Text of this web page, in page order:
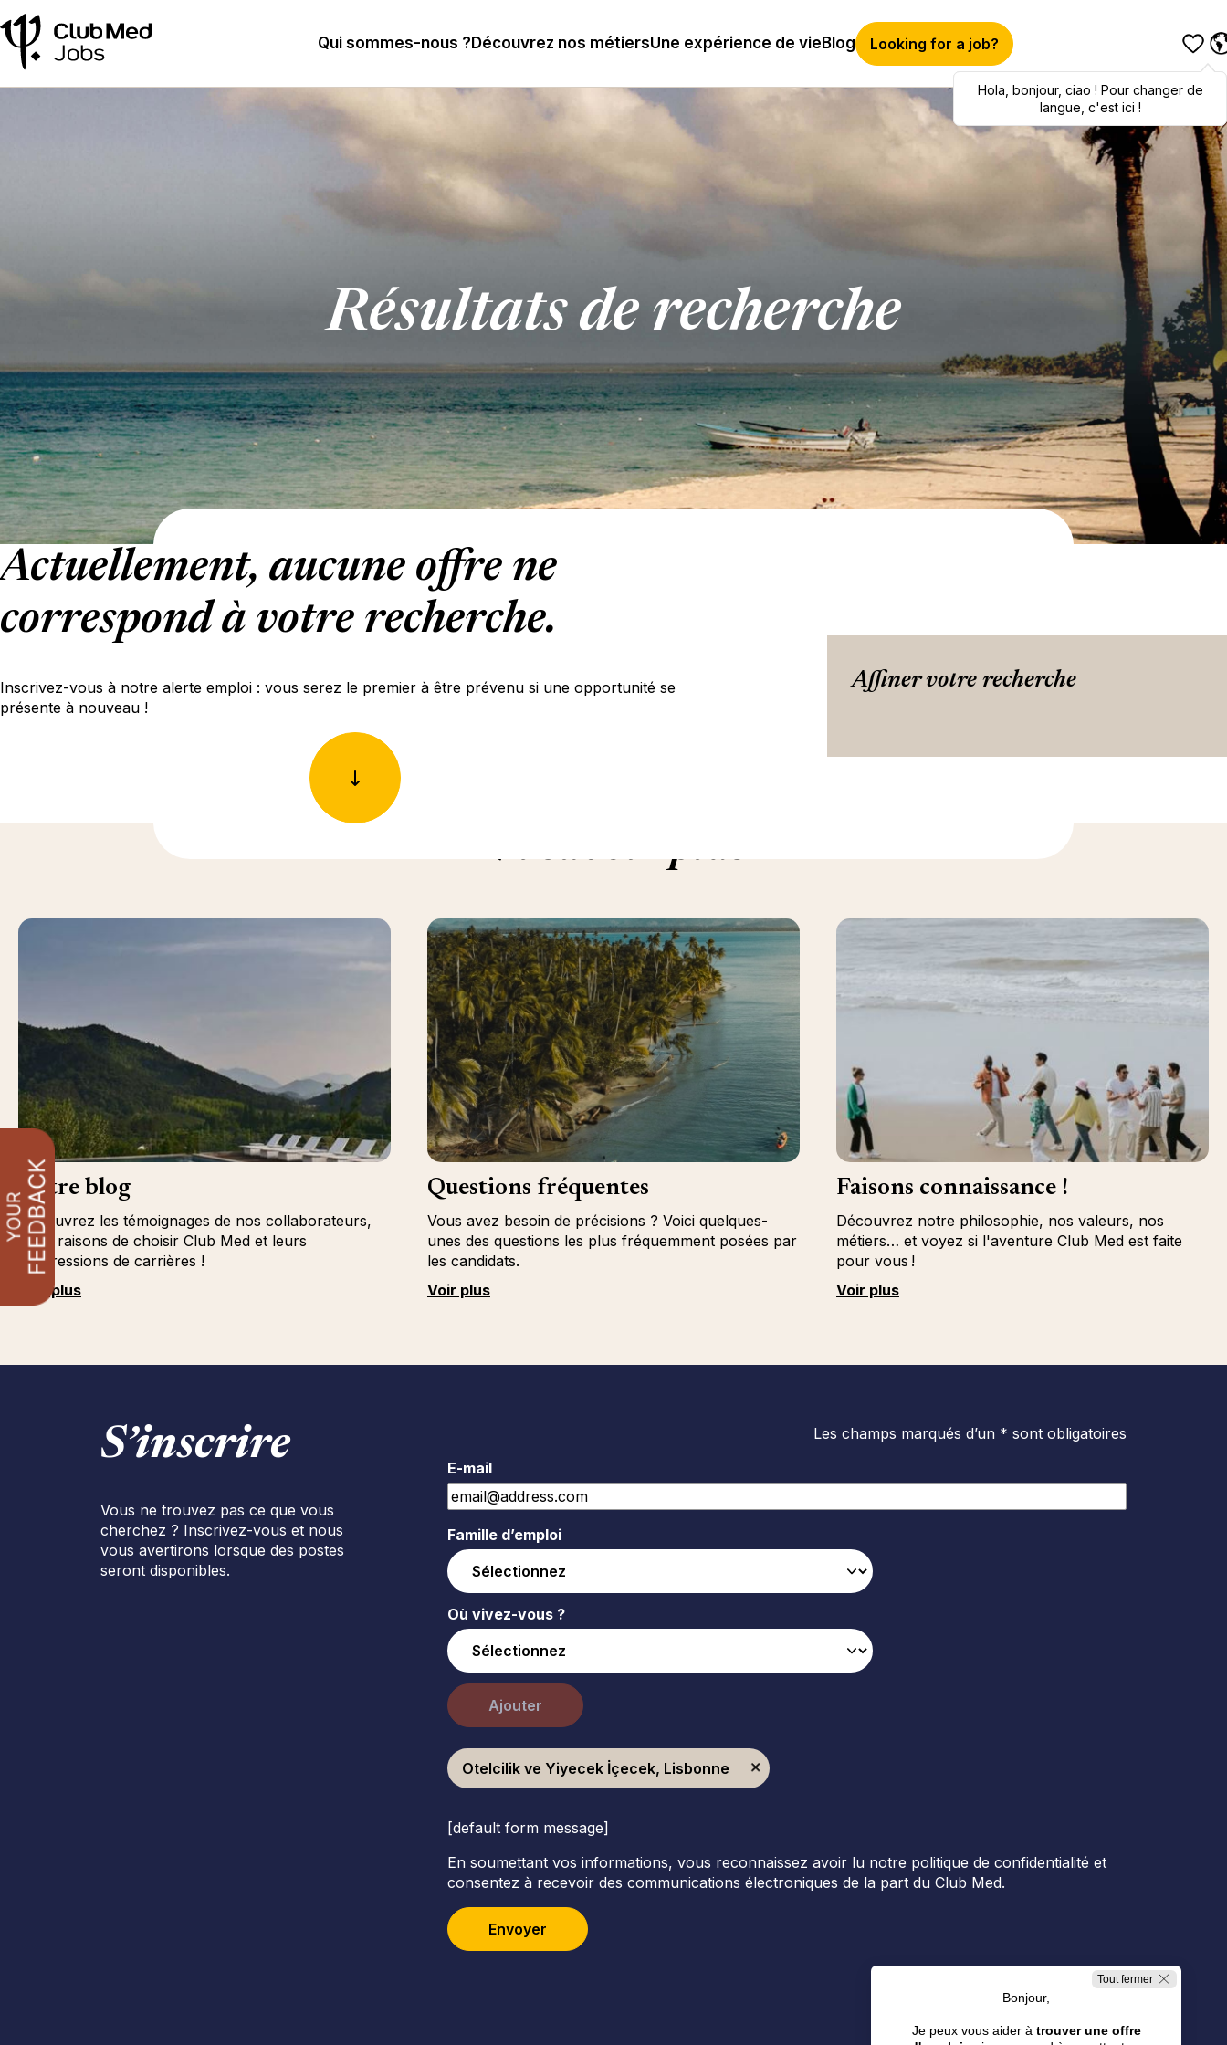
Qui sommes-nous ? Découvrez nos métiersUne expérience de vie Blog Looking for a job?
Hola,bonjour,ciao! To switch
languages, click here!
Hola bonjour, ciao ! Pour changer de
langue, c'est ici !
Résultats de recherche
Actuellement, aucune offre ne
correspond à votre recherche.
Inscrivez-vous à notre alerte emploi : vous serez le premier à être prévenu si une opportunité se
présente à nouveau !
Affiner votre recherche
En savoir plus
Notre blog
Découvrez les témoignages de nos collaborateurs,
leurs raisons de choisir Club Med et leurs
progressions de carrières !
Voir plus
Questions fréquentes
Vous avez besoin de précisions ? Voici quelques-
unes des questions les plus fréquemment posées par
les candidats.
Voir plus
Faisons connaissance !
Découvrez notre philosophie, nos valeurs, nos
métiers… et voyez si l'aventure Club Med est faite
pour vous !
Voir plus
S’inscrire
Vous ne trouvez pas ce que vous
cherchez ? Inscrivez-vous et nous
vous avertirons lorsque des postes
seront disponibles.
Les champs marqués d’un * sont obligatoires
E-mail
Famille d’emploi
Où vivez-vous ?
Ajouter
Otelcilik ve Yiyecek İçecek, Lisbonne
[default form message]
En soumettant vos informations, vous reconnaissez avoir lu notre politique de confidentialité et
consentez à recevoir des communications électroniques de la part du Club Med.
Envoyer
Tout fermer
Bonjour,
Je peux vous aider à trouver une offre